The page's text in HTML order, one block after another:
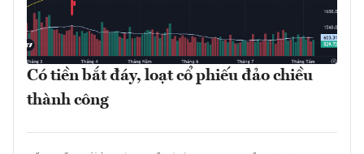
Có tiền bắt đáy, loạt cổ phiếu đảo chiều
thành công